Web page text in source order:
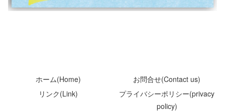
ホーム(Home)
お問合せ(Contact us)
リンク(Link)
プライバシーポリシー(privacy
policy)